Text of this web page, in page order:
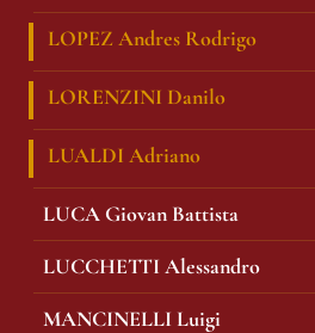
LOPEZ Andres Rodrigo
LORENZINI Danilo
LUALDI Adriano
LUCA Giovan Battista
LUCCHETTI Alessandro
MANCINELLI Luigi